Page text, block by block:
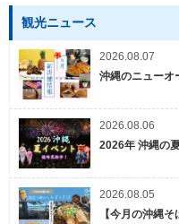
観光ニュース
2026.08.07
沖縄のニューオ
2026.08.06
2026年 沖縄の
2026.08.05
【今月の沖縄